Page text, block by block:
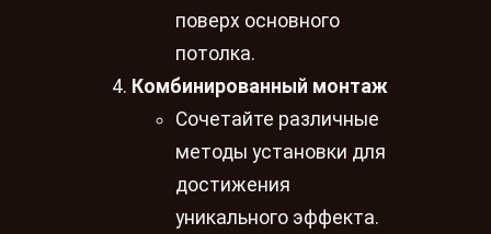
поверх основного
потолка.
Комбинированный монтаж
Сочетайте различные
методы установки для
достижения
уникального эффекта.